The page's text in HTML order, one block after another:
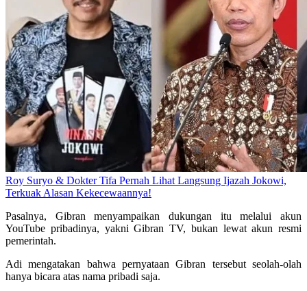
Roy Suryo & Dokter Tifa Pernah Lihat Langsung Ijazah Jokowi,
Terkuak Alasan Kekecewaannya!
Pasalnya, Gibran menyampaikan dukungan itu melalui akun
YouTube pribadinya, yakni Gibran TV, bukan lewat akun resmi
pemerintah.
Adi mengatakan bahwa pernyataan Gibran tersebut seolah-olah
hanya bicara atas nama pribadi saja.